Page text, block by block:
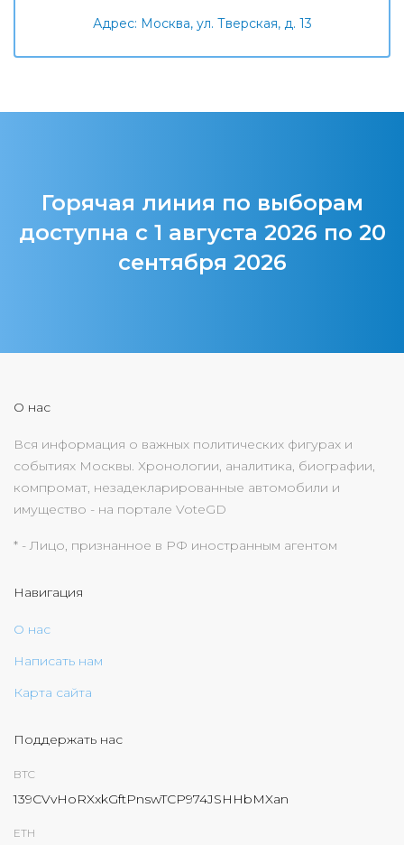
Адрес: Москва, ул. Тверская, д. 13
Горячая линия по выборам
доступна с 1 августа 2026 по 20
сентября 2026
О нас
Вся информация о важных политических фигурах и
событиях Москвы. Хронологии, аналитика, биографии,
компромат, незадекларированные автомобили и
имущество - на портале VoteGD
* - Лицо, признанное в РФ иностранным агентом
Навигация
О нас
Написать нам
Карта сайта
Поддержать нас
BTC
139CVvHoRXxkGftPnswTCP974JSHHbMXan
ETH